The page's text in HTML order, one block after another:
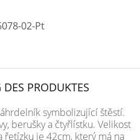
02-Pt
PRODUKTES
symbolizující štěstí.
berušky a čtyřlístku. Velikost
řetízku je 42cm, který má na